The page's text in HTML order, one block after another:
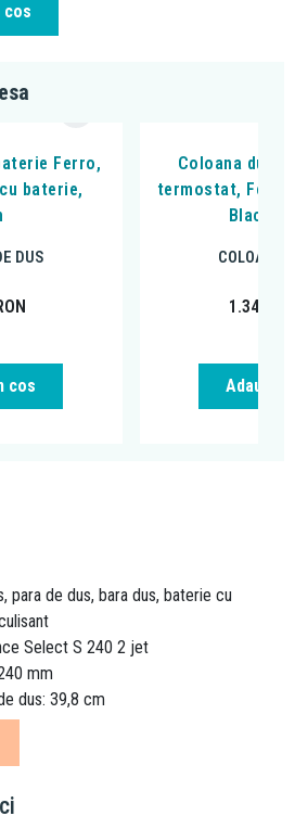
cos
Ferro,
baterie,
DUS
cos
Coloana dus
termostat,
Black,
COLOANE
1.349,99
Adauga
para de dus, bara dus, baterie cu
Select S 240 2 jet
mm
dus: 39,8 cm
Rain
15 l/min